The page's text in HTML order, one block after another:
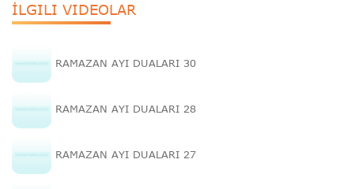
İLGILI VIDEOLAR
RAMAZAN AYI DUALARI 30
RAMAZAN AYI DUALARI 28
RAMAZAN AYI DUALARI 27